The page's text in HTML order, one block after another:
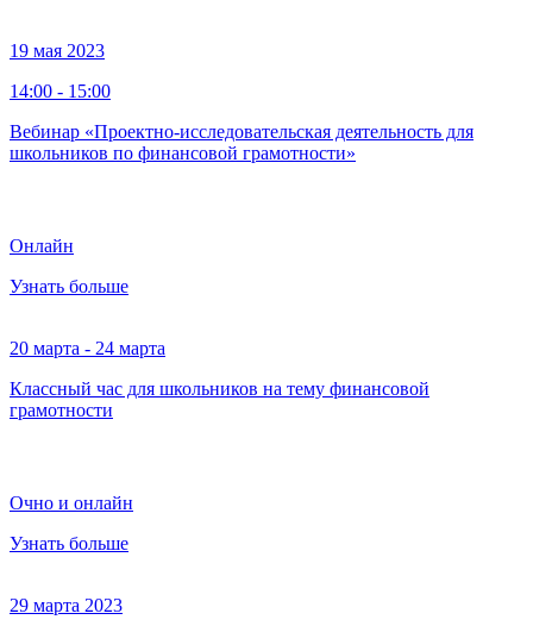
19 мая 2023
14:00 - 15:00
Вебинар «Проектно-исследовательская деятельность для
школьников по финансовой грамотности»
Онлайн
Узнать больше
20 марта - 24 марта
Классный час для школьников на тему финансовой
грамотности
Очно и онлайн
Узнать больше
29 марта 2023